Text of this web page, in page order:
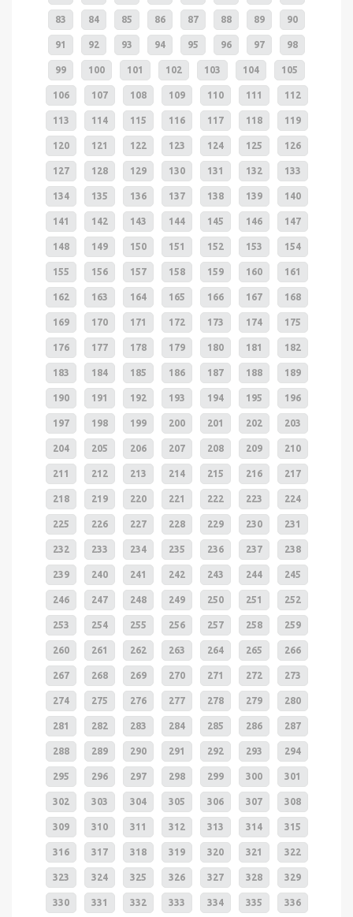
83 84 85 86 87 88 89 90
91 92 93 94 95 96 97 98
99 100 101 102 103 104 105
106 107 108 109 110 111 112
113 114 115 116 117 118 119
120 121 122 123 124 125 126
127 128 129 130 131 132 133
134 135 136 137 138 139 140
141 142 143 144 145 146 147
148 149 150 151 152 153 154
155 156 157 158 159 160 161
162 163 164 165 166 167 168
169 170 171 172 173 174 175
176 177 178 179 180 181 182
183 184 185 186 187 188 189
190 191 192 193 194 195 196
197 198 199 200 201 202 203
204 205 206 207 208 209 210
211 212 213 214 215 216 217
218 219 220 221 222 223 224
225 226 227 228 229 230 231
232 233 234 235 236 237 238
239 240 241 242 243 244 245
246 247 248 249 250 251 252
253 254 255 256 257 258 259
260 261 262 263 264 265 266
267 268 269 270 271 272 273
274 275 276 277 278 279 280
281 282 283 284 285 286 287
288 289 290 291 292 293 294
295 296 297 298 299 300 301
302 303 304 305 306 307 308
309 310 311 312 313 314 315
316 317 318 319 320 321 322
323 324 325 326 327 328 329
330 331 332 333 334 335 336